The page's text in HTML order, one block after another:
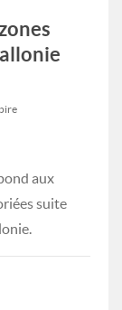
aux
suite